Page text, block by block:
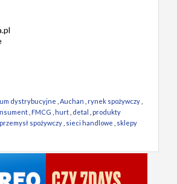
dystrybucyjne Auchan rynek spożywczy
FMCG hurt detal
produkty
przemysł spożywczy sieci handlowe
sklepy